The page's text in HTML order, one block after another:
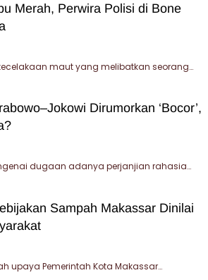
Merah, Perwira Polisi di Bone
maut yang melibatkan seorang…
Dirumorkan ‘Bocor’,
dugaan adanya perjanjian rahasia…
Sampah Makassar Dinilai
upaya Pemerintah Kota Makassar…